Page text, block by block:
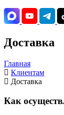
Доставка
Главная
Клиентам
Доставка
Как